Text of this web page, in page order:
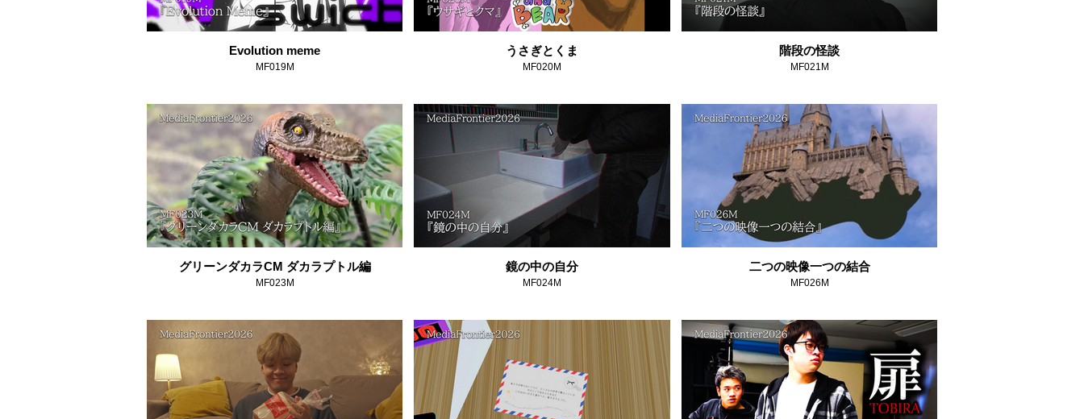
Evolution meme
MF019M
うさぎとくま
MF020M
階段の怪談
MF021M
グリーンダカラCM ダカラプトル編
MF023M
鏡の中の自分
MF024M
二つの映像一つの結合
MF026M